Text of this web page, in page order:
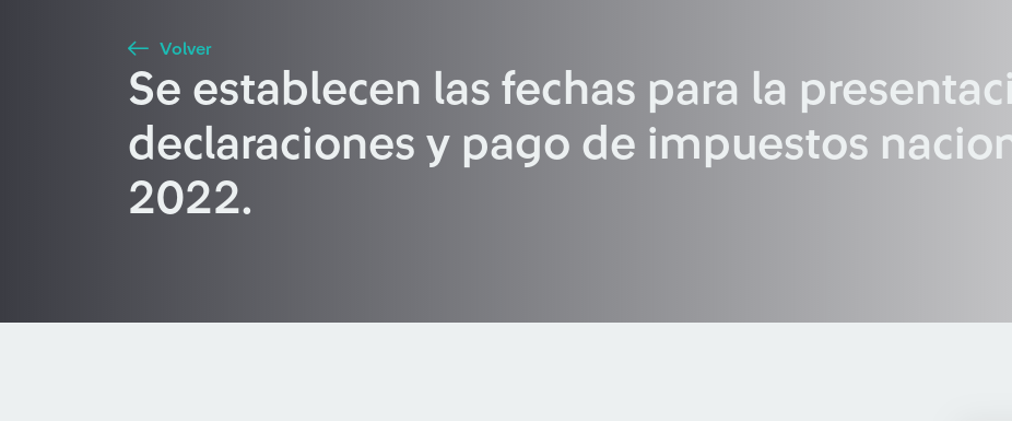
Volver
Se establecen las fechas para la
declaraciones y pago de impuestos
2022.